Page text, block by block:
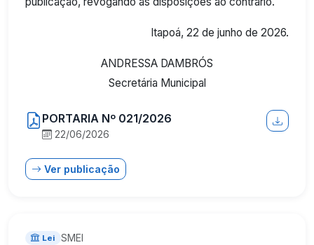
Itapoá, 22 de junho de 2026.
ANDRESSA DAMBRÓS
Secretária Municipal
PORTARIA Nº 021/2026
22/06/2026
Ver publicação
Lei SMEI